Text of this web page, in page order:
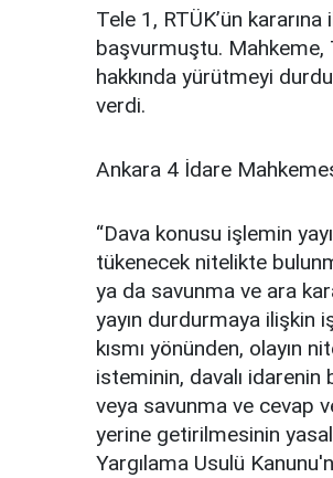
Tele 1, RTÜK’ün
başvurmuştu. Mahkeme,
hakkında yürütmeyi
verdi.
Ankara 4 İdare
“Dava konusu işlemin
tükenecek nitelikte
ya da savunma ve ara
yayın durdurmaya ilişkin
kısmı yönünden, olayın
isteminin, davalı idarenin
veya savunma ve cevap
yerine getirilmesinin
Yargılama Usulü